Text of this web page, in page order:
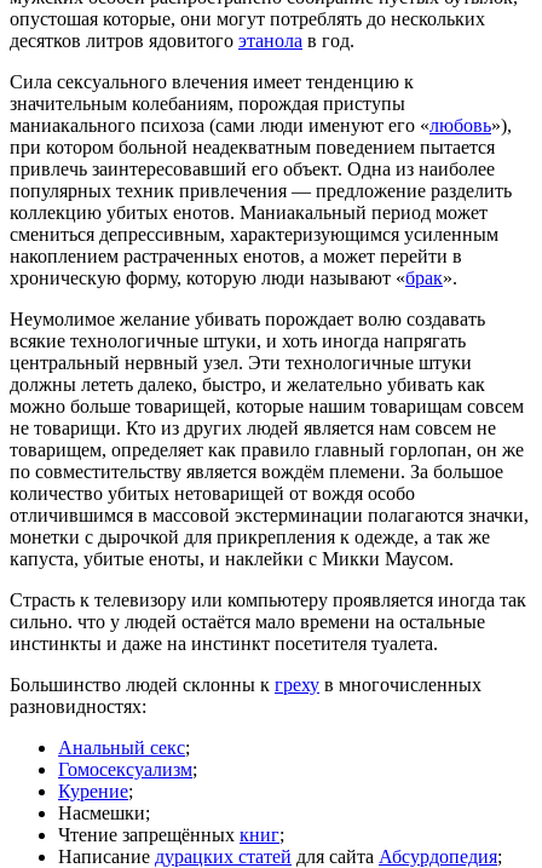
опустошая которые, они могут потреблять до нескольких
десятков литров ядовитого этанола в год.
Сила сексуального влечения имеет тенденцию к
значительным колебаниям, порождая приступы
маниакального психоза (сами люди именуют его «любовь»),
при котором больной неадекватным поведением пытается
привлечь заинтересовавший его объект. Одна из наиболее
популярных техник привлечения — предложение разделить
коллекцию убитых енотов. Маниакальный период может
смениться депрессивным, характеризующимся усиленным
накоплением растраченных енотов, а может перейти в
хроническую форму, которую люди называют «брак».
Неумолимое желание убивать порождает волю создавать
всякие технологичные штуки, и хоть иногда напрягать
центральный нервный узел. Эти технологичные штуки
должны лететь далеко, быстро, и желательно убивать как
можно больше товарищей, которые нашим товарищам совсем
не товарищи. Кто из других людей является нам совсем не
товарищем, определяет как правило главный горлопан, он же
по совместительству является вождём племени. За большое
количество убитых нетоварищей от вождя особо
отличившимся в массовой экстерминации полагаются значки,
монетки с дырочкой для прикрепления к одежде, а так же
капуста, убитые еноты, и наклейки с Микки Маусом.
Страсть к телевизору или компьютеру проявляется иногда так
сильно. что у людей остаётся мало времени на остальные
инстинкты и даже на инстинкт посетителя туалета.
Большинство людей склонны к греху в многочисленных
разновидностях:
Анальный секс;
Гомосексуализм;
Курение;
Насмешки;
Чтение запрещённых книг;
Написание дурацких статей для сайта Абсурдопедия;